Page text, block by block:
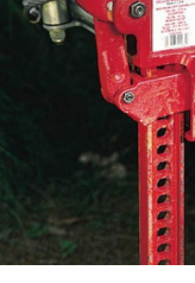
Наука и
Политика
Образование
В мире
Культура
Авто, мото